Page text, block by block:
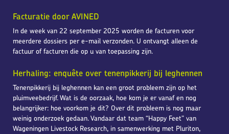
Facturatie door AVINED
In de week van 22 september 2025 worden de facturen voor
meerdere dossiers per e-mail verzonden. U ontvangt alleen de
factuur of facturen die op u van toepassing zijn.
Herhaling: enquête over tenenpikkerij bij leghennen
Tenenpikkerij bij leghennen kan een groot probleem zijn op het
pluimveebedrijf. Wat is de oorzaak, hoe kom je er vanaf en nog
belangrijker: hoe voorkom je dit? Over dit probleem is nog maar
weinig onderzoek gedaan. Vandaar dat team “Happy Feet” van
Wageningen Livestock Research, in samenwerking met Pluriton,